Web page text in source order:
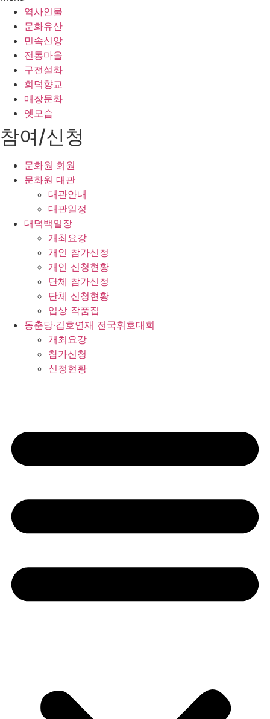
역사인물
문화유산
민속신앙
전통마을
구전설화
회덕향교
매장문화
옛모습
참여/신청
문화원 회원
문화원 대관
대관안내
대관일정
대덕백일장
개최요강
개인 참가신청
개인 신청현황
단체 참가신청
단체 신청현황
입상 작품집
동춘당·김호연재 전국휘호대회
개최요강
참가신청
신청현황